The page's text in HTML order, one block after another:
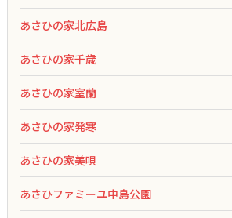
あさひの家北広島
あさひの家千歳
あさひの家室蘭
あさひの家発寒
あさひの家美唄
あさひファミーユ中島公園